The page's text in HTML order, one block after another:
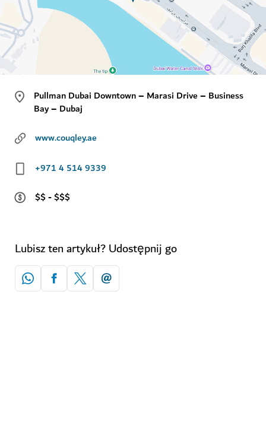
Pullman Dubai Downtown – Marasi Drive – Business
Bay – Dubaj
www.couqley.ae
+971 4 514 9339
$$ - $$$
Lubisz ten artykuł? Udostępnij go